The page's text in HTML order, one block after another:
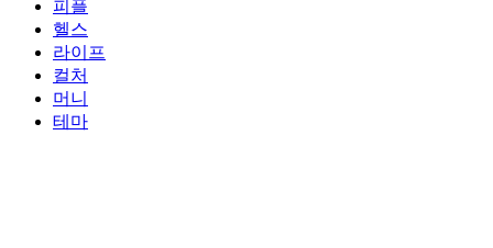
피플
헬스
라이프
컬처
머니
테마